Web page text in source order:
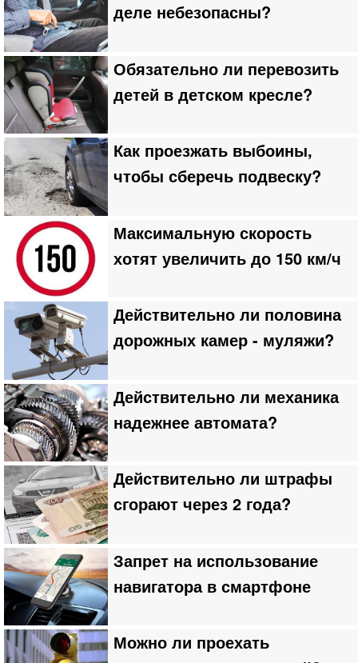
деле небезопасны?
Обязательно ли перевозить
детей в детском кресле?
Как проезжать выбоины,
чтобы сберечь подвеску?
Максимальную скорость
хотят увеличить до 150 км/ч
Действительно ли половина
дорожных камер - муляжи?
Действительно ли механика
надежнее автомата?
Действительно ли штрафы
сгорают через 2 года?
Запрет на использование
навигатора в смартфоне
Можно ли проехать